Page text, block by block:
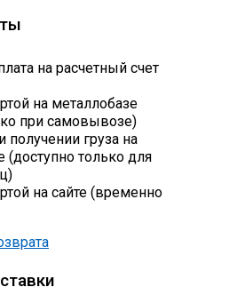
прокат
на расчетный счет
на металлобазе
при самовывозе)
груза на
только для
на сайте (временно